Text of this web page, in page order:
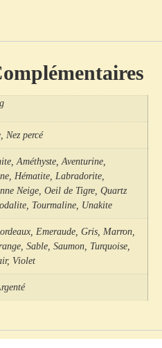
Nez percé
Améthyste, Aventurine,
Hématite, Labradorite,
Neige, Oeil de Tigre, Quartz
Tourmaline, Unakite
Emeraude, Gris, Marron,
Sable, Saumon, Turquoise,
Violet